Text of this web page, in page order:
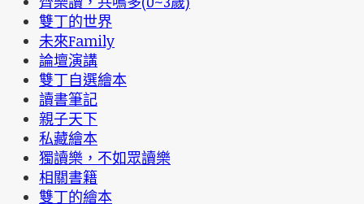
雙丁的世界
未來Family
論壇演講
雙丁自選繪本
讀書筆記
親子天下
私藏繪本
獨讀樂，不如眾讀樂
相關書籍
雙丁的繪本